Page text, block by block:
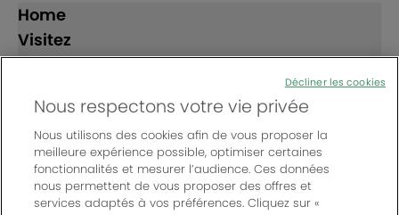
Home
Visitez
Exposez
Suivez-nous
Nous respectons votre vie privée
Nous utilisons des cookies afin de vous proposer la
meilleure expérience possible, optimiser certaines
fonctionnalités et mesurer l’audience. Ces données
nous permettent de vous proposer des offres et
services adaptés à vos préférences. Cliquez sur «
Décliner les cookies